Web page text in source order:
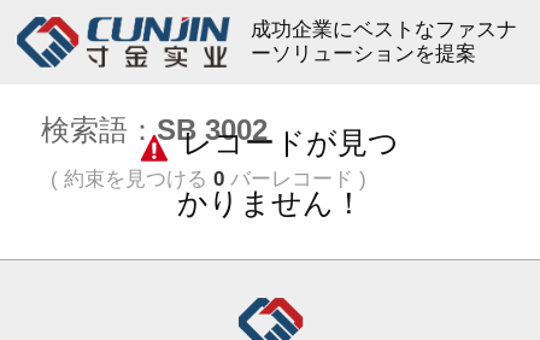
成功企業にベストなファスナ
ーソリューションを提案
検索語：SB 3002
( 約束を見つける 0バーレコード )
レコードが見つ
かりません！